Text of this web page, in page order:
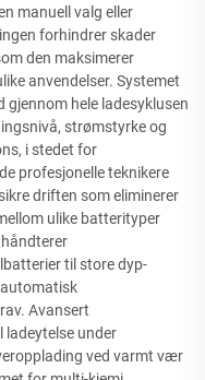
manuell valg eller
forhindrer skader
den maksimerer
anvendelser. Systemet
hele ladesyklusen
strømstyrke og
i stedet for
profesjonelle teknikere
driften som eliminerer
ulike batterityper
til store dyp-
Avansert
under
ved varmt vær